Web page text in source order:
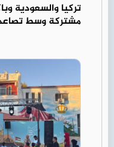
تركيا والسعودية
مشتركة وسط تصاعد